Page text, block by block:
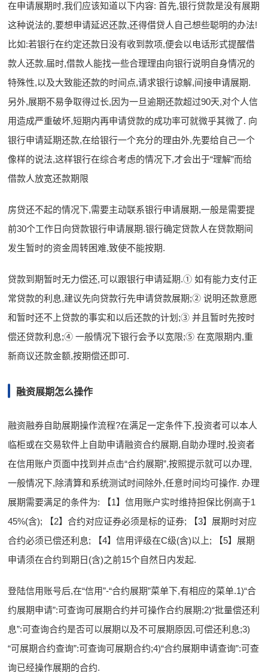
在申请展期时,我们应该知道以下内容: 首先,银行贷款是没有展期
这种说法的,要想申请延迟还款,还得借贷人自己想些聪明的办法!
比如:若银行在约定还款日没有收到款项,便会以电话形式提醒借
款人还款.届时,借款人能找一些合理理由向银行说明自身情况的
特殊性,以及大致能还款的时间点,请求银行谅解,间接申请展期.
另外,展期不易争取得过长,因为一旦逾期还款超过90天,对个人信
用造成严重破坏,短期内再申请贷款的成功率可就微乎其微了. 向
银行申请延期还款,在给银行一个充分的理由外,先要给自己一个
像样的说法,这样银行在综合考虑的情况下,才会出于“理解”而给
借款人放宽还款期限
房贷还不起的情况下,需要主动联系银行申请展期,一般是需要提
前30个工作日向贷款银行申请展期.银行确定贷款人在贷款期间
发生暂时的资金周转困难,致使不能按期.
贷款到期暂时无力偿还,可以跟银行申请延期.① 如有能力支付正
常贷款的利息,建议先向贷款行先申请贷款展期;② 说明还款意愿
和暂时还不上贷款的事实和以后还款的计划;③ 并且暂时先按时
偿还贷款利息;④ 一般情况下银行会予以宽限;⑤ 在宽限期内,重
新商议还款金额,按期偿还即可.
融资展期怎么操作
融资融券自助展期操作流程?在满足一定条件下,投资者可以本人
临柜或在交易软件上自助申请融资合约展期,自助办理时,投资者
在信用账户页面中找到并点击“合约展期”,按照提示就可以办理,
一般情况下,除清算和系统测试时间除外,任意时间均可操作. 办理
展期需要满足的条件为: 【1】信用账户实时维持担保比例高于1
45%(含); 【2】合约对应证券必须是标的证券; 【3】展期时对应
合约必须已偿还利息; 【4】信用评级在C级(含)以上; 【5】展期
申请须在合约到期日(含)之前15个自然日内发起.
登陆信用账号后,在“信用”-“合约展期”菜单下,有相应的菜单.1)“合
约展期申请”:可查询可展期合约并可操作合约展期;2)“批量偿还利
息”:可查询合约是否可以展期以及不可展期原因,可偿还利息;3)
“可展期合约查询”:可查询可展期合约;4)“合约展期申请查询”:可查
询已经操作展期的合约.